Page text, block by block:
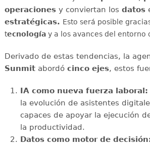
operacionesy conviertan los datos
estratégicas. Esto será posible
tecnologíay a los avances del entorno
Derivado de estas tendencias, la
Sunmitabordó cinco ejes, estos
IA como nueva fuerza laboral:
la evolución de asistentes
capaces de apoyar la ejecución
la productividad.
Datos como motor de